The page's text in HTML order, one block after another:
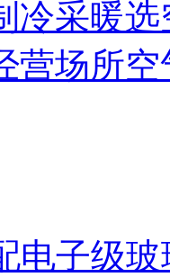
冷采暖
营场所
电子级